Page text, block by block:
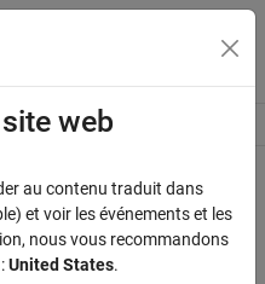
du menu
web
au contenu traduit dans
et voir les événements et les
nous vous recommandons
United States.